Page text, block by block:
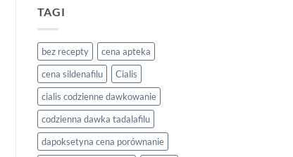
TAGI
bez recepty
cena apteka
cena sildenafilu
Cialis
cialis codzienne dawkowanie
codzienna dawka tadalafilu
dapoksetyna cena porównanie